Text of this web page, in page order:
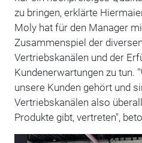
zu bringen, erklärte
Moly hat für den Manager
Zusammenspiel der
Vertriebskanälen und der
Kundenerwartungen zu tun.
unsere Kunden gehört und
Vertriebskanälen also
Produkte gibt, vertreten",